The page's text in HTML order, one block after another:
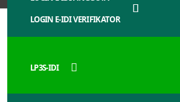
LOGIN E-IDI VERIFIKATOR
LP3S-IDI